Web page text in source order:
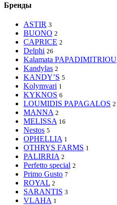
Бренды
ASTIR 3
BUONO 2
CAPRICE 2
Delphi 26
Kalamata PAPADIMITRIOU
Kandylas 2
KANDY’S 5
Kolymvari 1
KYKNOS 6
LOUMIDIS PAPAGALOS 2
MANNA 2
MELISSA 16
Nestos 5
OPHELLIA 1
OTHRYS FARMS 1
PALIRRIA 2
Perfetto special 2
Primo Gusto 7
ROYAL 2
SARANTIS 3
VLAHA 1